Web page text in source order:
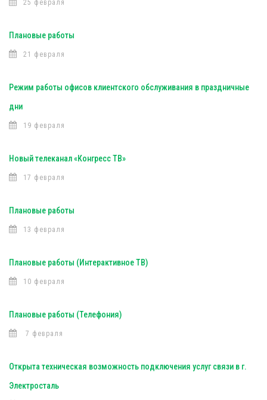
25 февраля
Плановые работы
21 февраля
Режим работы офисов клиентского обслуживания в праздничные
дни
19 февраля
Новый телеканал «Конгресс ТВ»
17 февраля
Плановые работы
13 февраля
Плановые работы (Интерактивное ТВ)
10 февраля
Плановые работы (Телефония)
7 февраля
Открыта техническая возможность подключения услуг связи в г.
Электросталь